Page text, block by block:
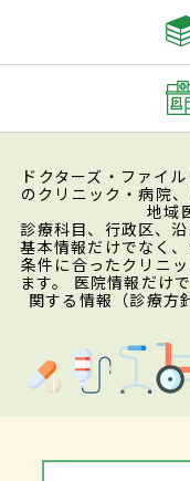
ドクターズ・ファイ
のクリニック・病院
地域
診療科目、行政区、
基本情報だけでなく
条件に合ったクリニ
ます。 医院情報だけ
関する情報（診療方